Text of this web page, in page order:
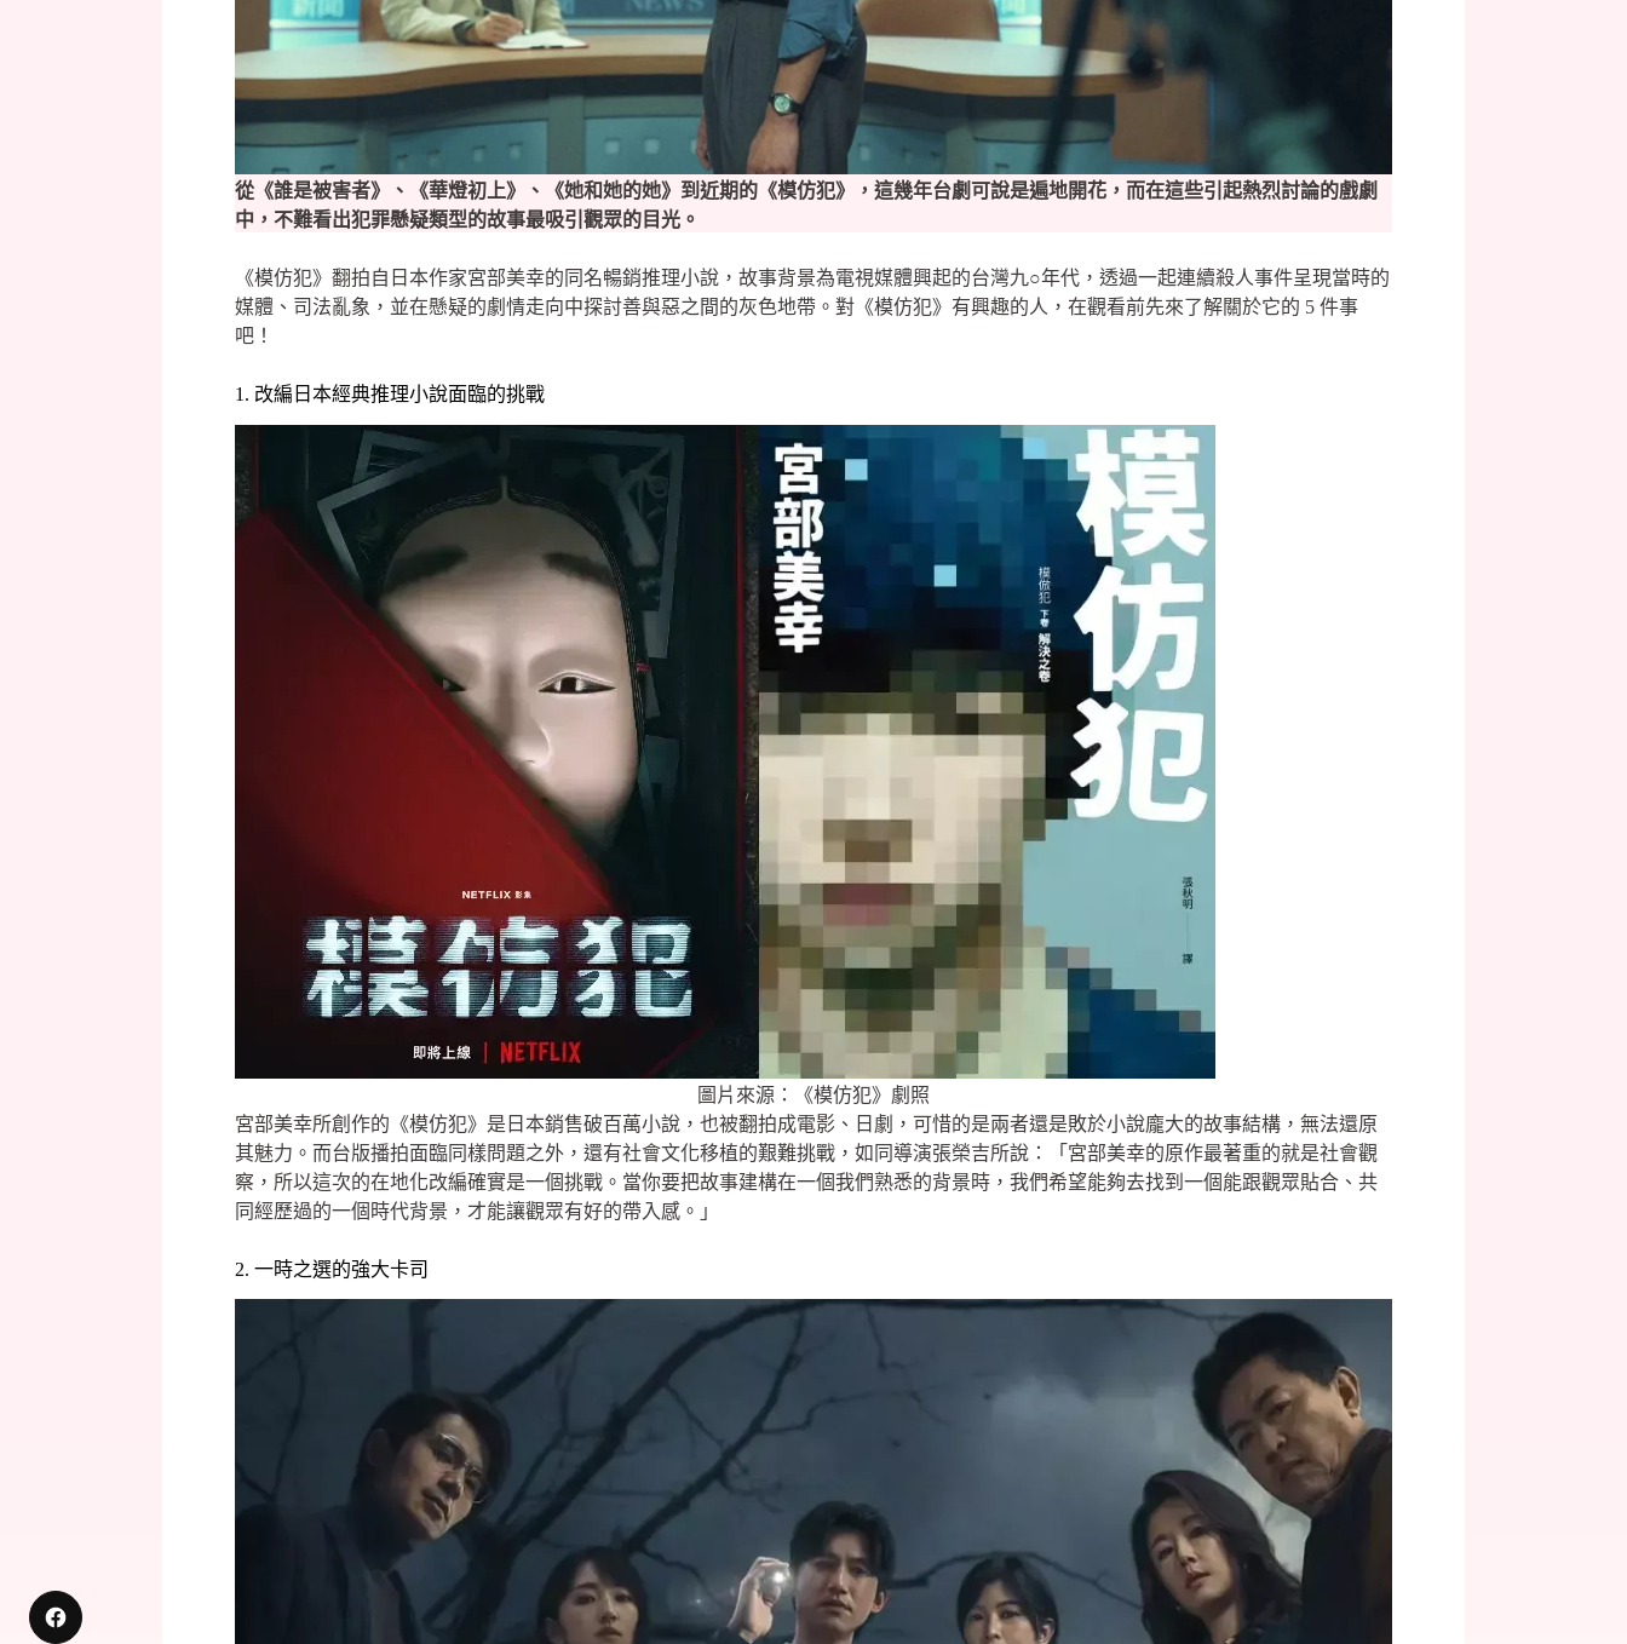
從《誰是被害者》、《華燈初上》、《她和她的她》到近期的《模仿犯》，這幾年台劇可說是遍地開花，而在這些引起熱烈討論的戲劇
中，不難看出犯罪懸疑類型的故事最吸引觀眾的目光。
《模仿犯》翻拍自日本作家宮部美幸的同名暢銷推理小說，故事背景為電視媒體興起的台灣九○年代，透過一起連續殺人事件呈現當時的
媒體、司法亂象，並在懸疑的劇情走向中探討善與惡之間的灰色地帶。對《模仿犯》有興趣的人，在觀看前先來了解關於它的 5 件事
吧！
1. 改編日本經典推理小說面臨的挑戰
圖片來源：《模仿犯》劇照
宮部美幸所創作的《模仿犯》是日本銷售破百萬小說，也被翻拍成電影、日劇，可惜的是兩者還是敗於小說龐大的故事結構，無法還原
其魅力。而台版播拍面臨同樣問題之外，還有社會文化移植的艱難挑戰，如同導演張榮吉所說：「宮部美幸的原作最著重的就是社會觀
察，所以這次的在地化改編確實是一個挑戰。當你要把故事建構在一個我們熟悉的背景時，我們希望能夠去找到一個能跟觀眾貼合、共
同經歷過的一個時代背景，才能讓觀眾有好的帶入感。」
2. 一時之選的強大卡司